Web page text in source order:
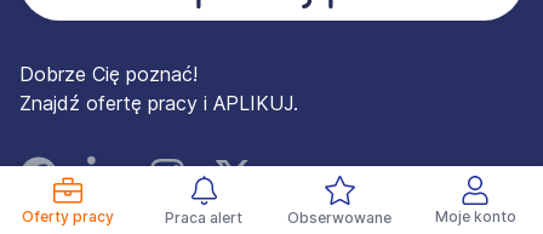
Oferty pracy Praca alert Obserwowane Moje konto
Dobrze Cię poznać!
Znajdź ofertę pracy i APLIKUJ.
FacebookLinked InInstagramInstagram